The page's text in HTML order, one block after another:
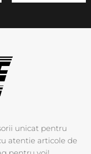
unicat pentru
atentie articole de